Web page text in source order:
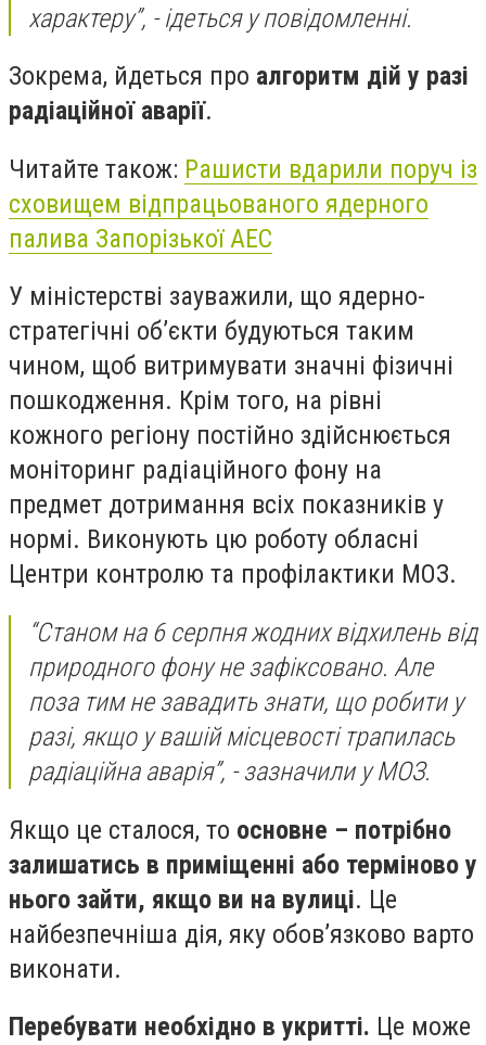
характеру”, - ідеться у повідомленні.
Зокрема, йдеться про алгоритм дій у разі
радіаційної аварії.
Читайте також: Рашисти вдарили поруч із
сховищем відпрацьованого ядерного
палива Запорізької АЕС
У міністерстві зауважили, що ядерно-
стратегічні об’єкти будуються таким
чином, щоб витримувати значні фізичні
пошкодження. Крім того, на рівні
кожного регіону постійно здійснюється
моніторинг радіаційного фону на
предмет дотримання всіх показників у
нормі. Виконують цю роботу обласні
Центри контролю та профілактики МОЗ.
“Станом на 6 серпня жодних відхилень від
природного фону не зафіксовано. Але
поза тим не завадить знати, що робити у
разі, якщо у вашій місцевості трапилась
радіаційна аварія”, - зазначили у МОЗ.
Якщо це сталося, то основне – потрібно
залишатись в приміщенні або терміново у
нього зайти, якщо ви на вулиці. Це
найбезпечніша дія, яку обов’язково варто
виконати.
Перебувати необхідно в укритті. Це може